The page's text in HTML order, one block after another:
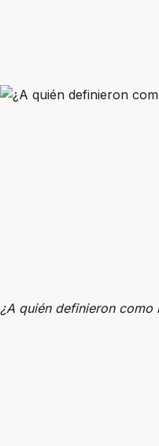
¿A quién definieron como